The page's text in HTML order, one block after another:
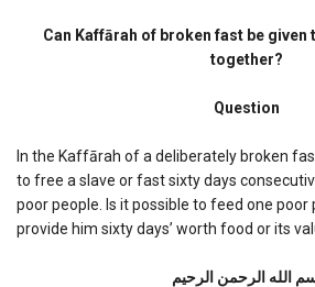
Can Kaffārah of broken fast be given
together?
Question
In the Kaffārah of a deliberately broken
to free a slave or fast sixty days
poor people. Is it possible to feed one
provide him sixty days’ worth food or its
الله الرحمن الرحیم